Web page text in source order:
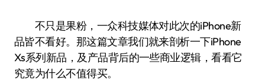
不只是果粉，一众科技媒体对此次的iPhone新
品皆不看好。那这篇文章我们就来剖析一下iPhone
Xs系列新品，及产品背后的一些商业逻辑，看看它
究竟为什么不值得买。